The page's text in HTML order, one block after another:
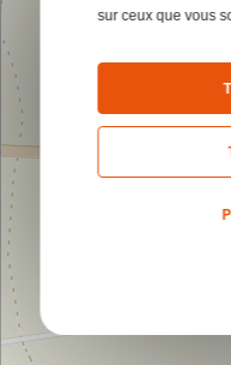
sur ceux que vous